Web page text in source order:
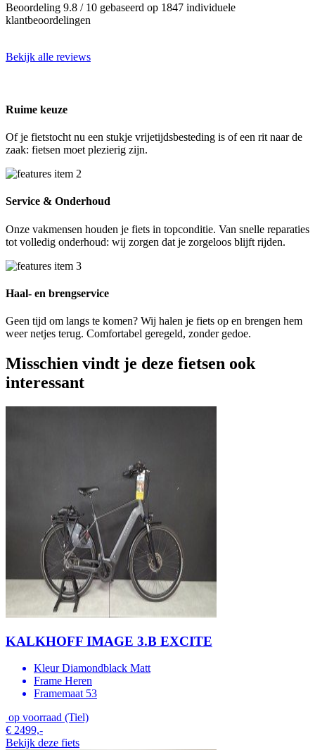
Beoordeling 9.8 / 10 gebaseerd op 1847 individuele
klantbeoordelingen
Bekijk alle reviews
Ruime keuze
Of je fietstocht nu een stukje vrijetijdsbesteding is of een rit naar de
zaak: fietsen moet plezierig zijn.
Service & Onderhoud
Onze vakmensen houden je fiets in topconditie. Van snelle reparaties
tot volledig onderhoud: wij zorgen dat je zorgeloos blijft rijden.
Haal- en brengservice
Geen tijd om langs te komen? Wij halen je fiets op en brengen hem
weer netjes terug. Comfortabel geregeld, zonder gedoe.
Misschien vindt je deze fietsen ook
interessant
KALKHOFF IMAGE 3.B EXCITE
Kleur Diamondblack Matt
Frame Heren
Framemaat 53
op voorraad (Tiel)
€ 2499,-
Bekijk deze fiets